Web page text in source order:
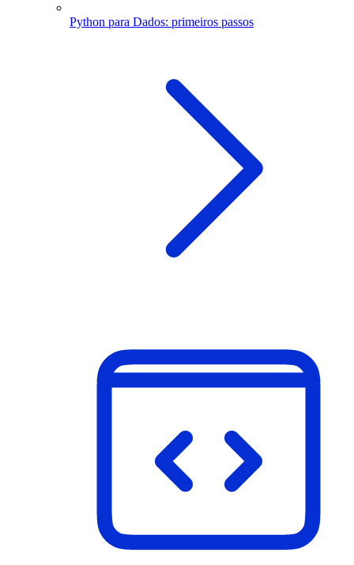
Python para Dados: primeiros passos